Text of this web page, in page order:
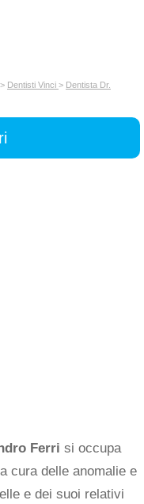
> Dentisti Vinci > Dentista Dr.
Ferri si occupa
cura delle anomalie e
e dei suoi relativi